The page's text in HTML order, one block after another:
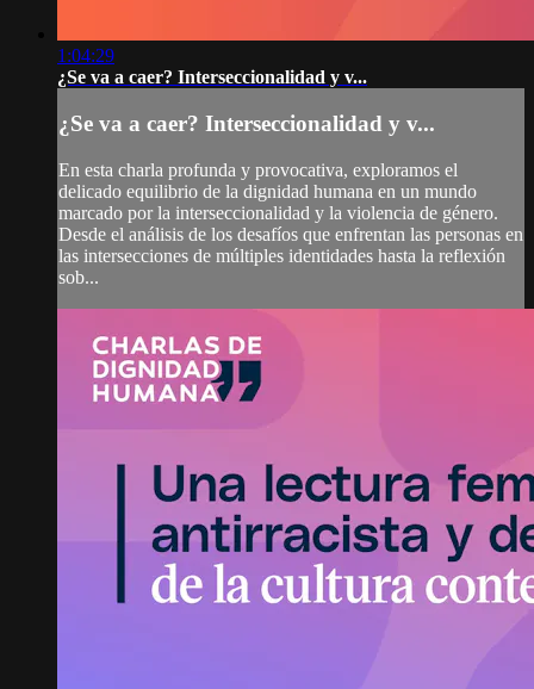
1:04:29
¿Se va a caer? Interseccionalidad y v...
¿Se va a caer? Interseccionalidad y v...
En esta charla profunda y provocativa, exploramos el
delicado equilibrio de la dignidad humana en un mundo
marcado por la interseccionalidad y la violencia de género.
Desde el análisis de los desafíos que enfrentan las personas en
las intersecciones de múltiples identidades hasta la reflexión
sob...